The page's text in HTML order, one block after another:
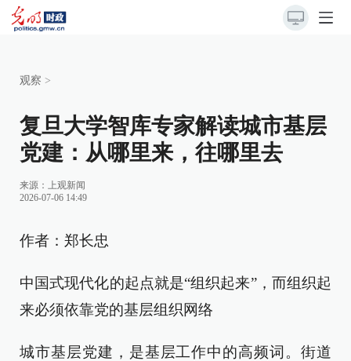
观察 >
复旦大学智库专家解读城市基层
党建：从哪里来，往哪里去
来源： 上观新闻
2026-07-06 14:49
作者：郑长忠
中国式现代化的起点就是“组织起来”，而组织起
来必须依靠党的基层组织网络
城市基层党建，是基层工作中的高频词。街道